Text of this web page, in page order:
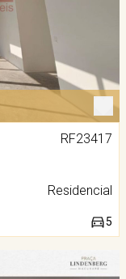
RF23417
Residencial
5